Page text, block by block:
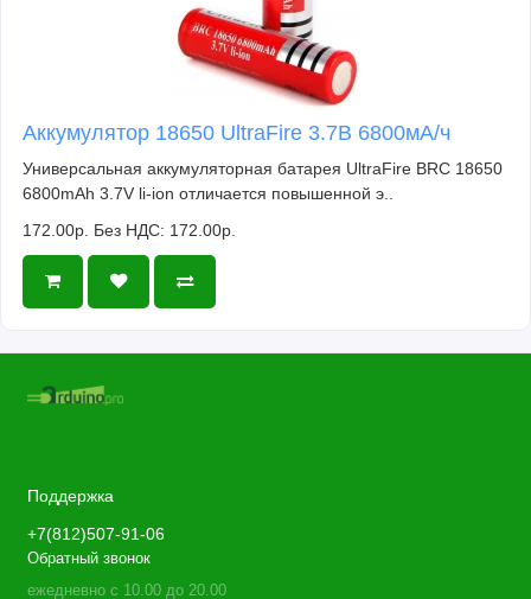
Аккумулятор 18650 UltraFire 3.7В 6800мА/ч
Универсальная аккумуляторная батарея UltraFire BRC 18650
6800mAh 3.7V li-ion отличается повышенной э..
172.00р. Без НДС: 172.00р.
Поддержка
+7(812)507-91-06
Обратный звонок
ежедневно с 10.00 до 20.00